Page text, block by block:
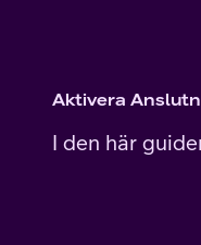
Köp mer surf
Extra simkort
Bredband via
Mobilt bredband
IT-support per
Datorer
Pluskund
Aktivera
I den här